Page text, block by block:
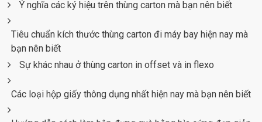
Ý nghĩa các ký hiệu trên thùng carton mà bạn nên biết
Tiêu chuẩn kích thước thùng carton đi máy bay hiện nay mà
bạn nên biết
Sự khác nhau ở thùng carton in offset và in flexo
Các loại hộp giấy thông dụng nhất hiện nay mà bạn nên biết